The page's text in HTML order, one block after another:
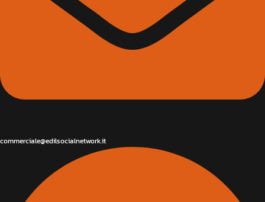
commerciale@edilsocialnetwork.it